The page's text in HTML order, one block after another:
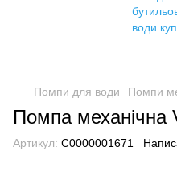
Помпи для води Помпи
Помпа механічна
Артикул: C0000001671